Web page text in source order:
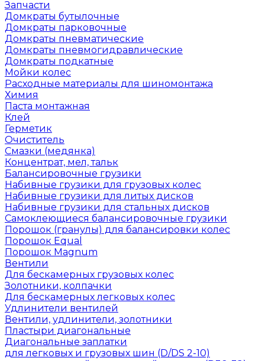
Запчасти
Домкраты бутылочные
Домкраты парковочные
Домкраты пневматические
Домкраты пневмогидравлические
Домкраты подкатные
Мойки колес
Расходные материалы для шиномонтажа
Химия
Паста монтажная
Клей
Герметик
Очиститель
Смазки (медянка)
Концентрат, мел, тальк
Балансировочные грузики
Набивные грузики для грузовых колес
Набивные грузики для литых дисков
Набивные грузики для стальных дисков
Самоклеющиеся балансировочные грузики
Порошок (гранулы) для балансировки колес
Порошок Equal
Порошок Magnum
Вентили
Для бескамерных грузовых колес
Золотники, колпачки
Для бескамерных легковых колес
Удлинители вентилей
Вентили, удлинители, золотники
Пластыри диагональные
Диагональные заплатки
для легковых и грузовых шин (D/DS 2-10)